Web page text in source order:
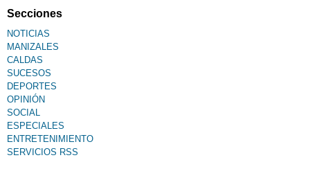
Secciones
NOTICIAS
MANIZALES
CALDAS
SUCESOS
DEPORTES
OPINIÓN
SOCIAL
ESPECIALES
ENTRETENIMIENTO
SERVICIOS RSS